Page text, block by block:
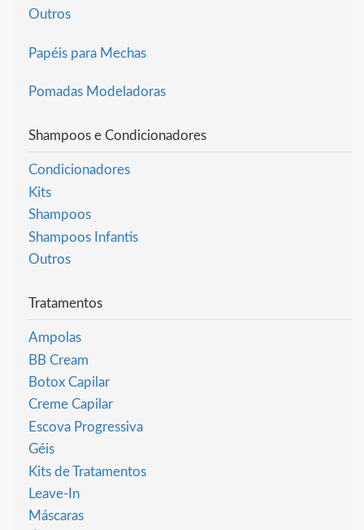
Outros
Papéis para Mechas
Pomadas Modeladoras
Shampoos e Condicionadores
Condicionadores
Kits
Shampoos
Shampoos Infantis
Outros
Tratamentos
Ampolas
BB Cream
Botox Capilar
Creme Capilar
Escova Progressiva
Géis
Kits de Tratamentos
Leave-In
Máscaras